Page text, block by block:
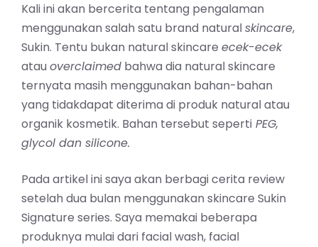
Kali ini akan bercerita tentang pengalaman
menggunakan salah satu brand naturalskincare,
Sukin. Tentu bukan natural skincare ecek-ecek
atau overclaimed bahwa dia natural skincare
ternyata masih menggunakan bahan-bahan
yang tidakdapat diterima di produk natural atau
organik kosmetik. Bahan tersebut seperti PEG,
glycol dan silicone.
Pada artikel ini saya akan berbagi cerita review
setelah dua bulan menggunakan skincare Sukin
Signature series. Saya memakai beberapa
produknya mulai dari facial wash, facial